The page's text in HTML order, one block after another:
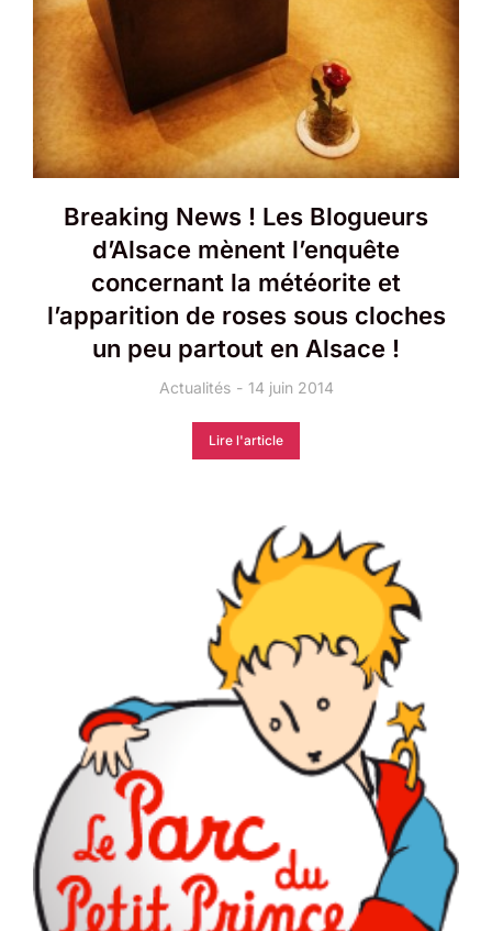
Breaking News ! Les Blogueurs
d’Alsace mènent l’enquête
concernant la météorite et
l’apparition de roses sous cloches
un peu partout en Alsace !
Actualités 14 juin 2014
Lire l'article